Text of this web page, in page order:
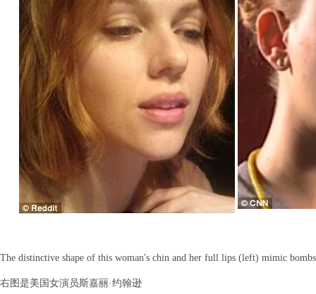
The distinctive shape of this woman's chin and her full lips (left) mimic
右图是美国女演员斯嘉丽·约翰逊